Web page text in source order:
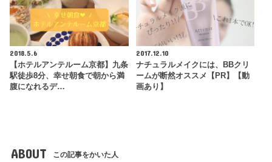
2018.5.6
【ホテルアンテルーム京都】九条
駅徒歩8分、幸せ朝食で朝から満
腹になれるデ…
2017.12.10
ナチュラルメイクには、BBクリ
ームが断然オススメ【PR】【動
画あり】
ABOUT この記事をかいた人